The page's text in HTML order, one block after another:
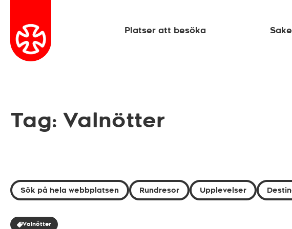
Platser att besöka
Tag: Valnötter
Sök på hela webbplatsen Rundresor Upplevelser
Valnötter